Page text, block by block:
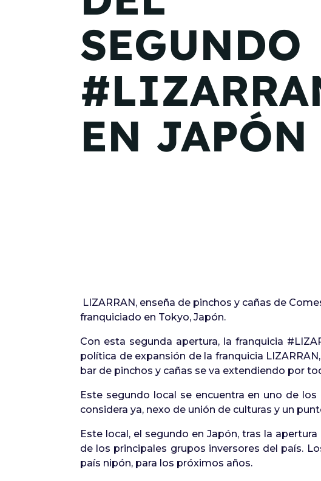
SEGUNDO
EN JAPÓN
LIZARRAN, enseña de pinchos y cañas de
franquiciado en Tokyo, Japón.
Con esta segunda apertura, la franquicia
política de expansión de la franquicia
bar de pinchos y cañas se va extendiendo por
Este segundo local se encuentra en uno de
considera ya, nexo de unión de culturas y un
Este local, el segundo en Japón, tras la
de los principales grupos inversores del país.
país nipón, para los próximos años.